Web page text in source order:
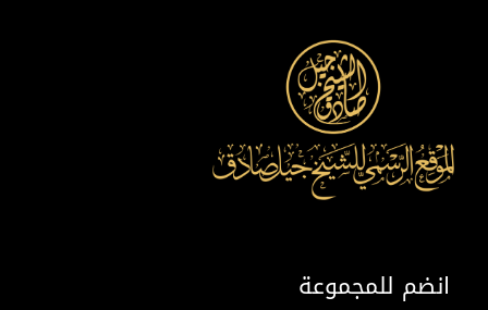
انضم للمجموعة